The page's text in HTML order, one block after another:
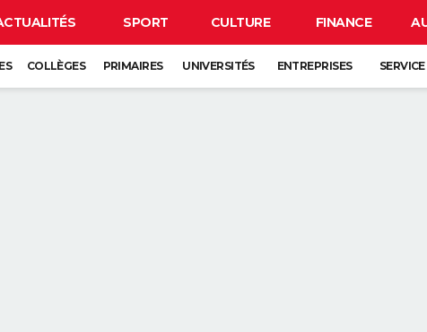
SPORT CULTURE FINANCE
COLLÈGES PRIMAIRES UNIVERSITÉS ENTREPRISES